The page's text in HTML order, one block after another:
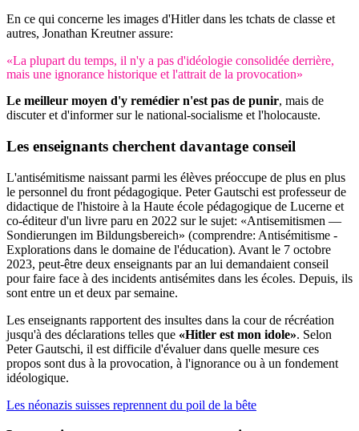
En ce qui concerne les images d'Hitler dans les tchats de classe et
autres, Jonathan Kreutner assure:
«La plupart du temps, il n'y a pas d'idéologie consolidée derrière,
mais une ignorance historique et l'attrait de la provocation»
Le meilleur moyen d'y remédier n'est pas de punir, mais de
discuter et d'informer sur le national-socialisme et l'holocauste.
Les enseignants cherchent davantage conseil
L'antisémitisme naissant parmi les élèves préoccupe de plus en plus
le personnel du front pédagogique. Peter Gautschi est professeur de
didactique de l'histoire à la Haute école pédagogique de Lucerne et
co-éditeur d'un livre paru en 2022 sur le sujet: «Antisemitismen —
Sondierungen im Bildungsbereich» (comprendre: Antisémitisme -
Explorations dans le domaine de l'éducation). Avant le 7 octobre
2023, peut-être deux enseignants par an lui demandaient conseil
pour faire face à des incidents antisémites dans les écoles. Depuis, ils
sont entre un et deux par semaine.
Les enseignants rapportent des insultes dans la cour de récréation
jusqu'à des déclarations telles que «Hitler est mon idole». Selon
Peter Gautschi, il est difficile d'évaluer dans quelle mesure ces
propos sont dus à la provocation, à l'ignorance ou à un fondement
idéologique.
Les néonazis suisses reprennent du poil de la bête